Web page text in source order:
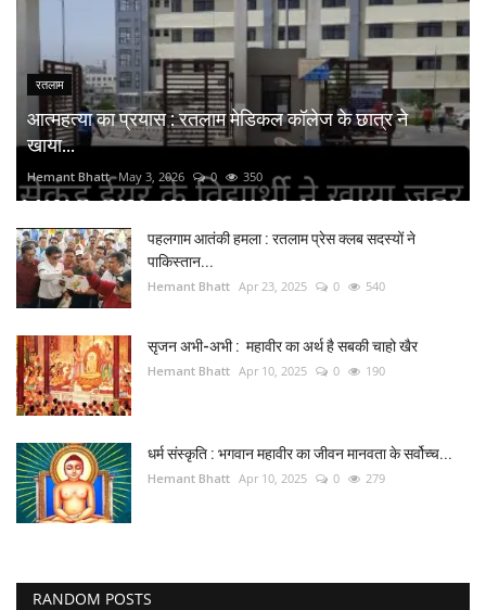
रतलाम
आत्महत्या का प्रयास : रतलाम मेडिकल कॉलेज के छात्र ने
खाया...
Hemant Bhatt May 3, 2026 0 350
पहलगाम आतंकी हमला : रतलाम प्रेस क्लब सदस्यों ने
पाकिस्तान...
Hemant Bhatt Apr 23, 2025 0 540
सृजन अभी-अभी : महावीर का अर्थ है सबकी चाहो खैर
Hemant Bhatt Apr 10, 2025 0 190
धर्म संस्कृति : भगवान महावीर का जीवन मानवता के सर्वोच्च...
Hemant Bhatt Apr 10, 2025 0 279
RANDOM POSTS